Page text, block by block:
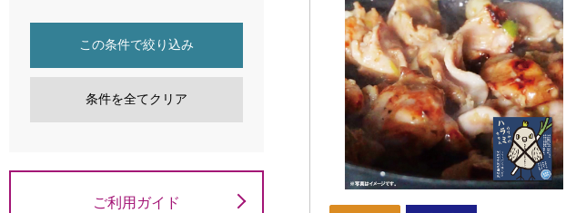
この条件で絞り込み
条件を全てクリア
ご利用ガイド